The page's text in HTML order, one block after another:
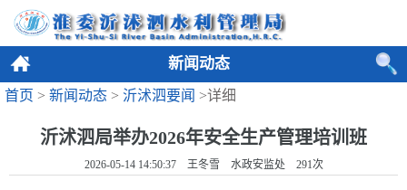
新闻动态
首页 > 新闻动态 > 沂沭泗要闻 >详细
沂沭泗局举办2026年安全生产管理培训班
2026-05-14 14:50:37 王冬雪 水政安监处 291次